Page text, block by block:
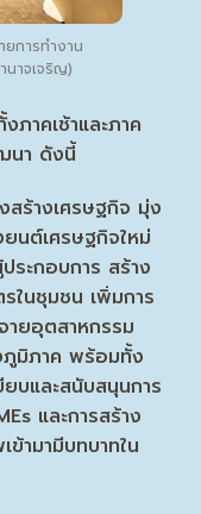
การทำงาน
นาจเจริญ)
ภาคเช้าและภาค
นา ดังนี้
สร้างเศรษฐกิจ มุ่ง
นต์เศรษฐกิจใหม่
ระกอบการ สร้าง
ในชุมชน เพิ่มการ
ายอุตสาหกรรม
ภูมิภาค พร้อมทั้ง
บและสนับสนุนการ
และการสร้าง
ข้ามามีบทบาทใน